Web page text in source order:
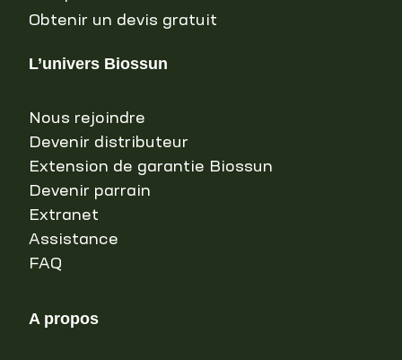
Obtenir un devis gratuit
L’univers Biossun
Nous rejoindre
Devenir distributeur
Extension de garantie Biossun
Devenir parrain
Extranet
Assistance
FAQ
A propos